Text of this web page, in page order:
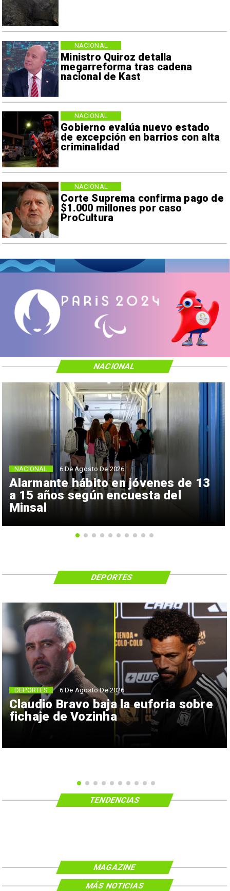
Ministro Quiroz detalla
megarreforma tras cadena
nacional de Kast
NACIONAL
Gobierno evalúa nuevo estado
de excepción en barrios con alta
criminalidad
NACIONAL
Corte Suprema confirma pago de
$1.000 millones por caso
ProCultura
NACIONAL
Alarmante hábito en jóvenes de 13
a 15 años según encuesta del
Minsal
NACIONAL 6 De Agosto De 2026
NACIONAL
Claudio Bravo baja la euforia sobre
fichaje de Vozinha
DEPORTES 6 De Agosto De 2026
DEPORTES
TENDENCIAS
MAGAZINE
MÁS NOTICIAS